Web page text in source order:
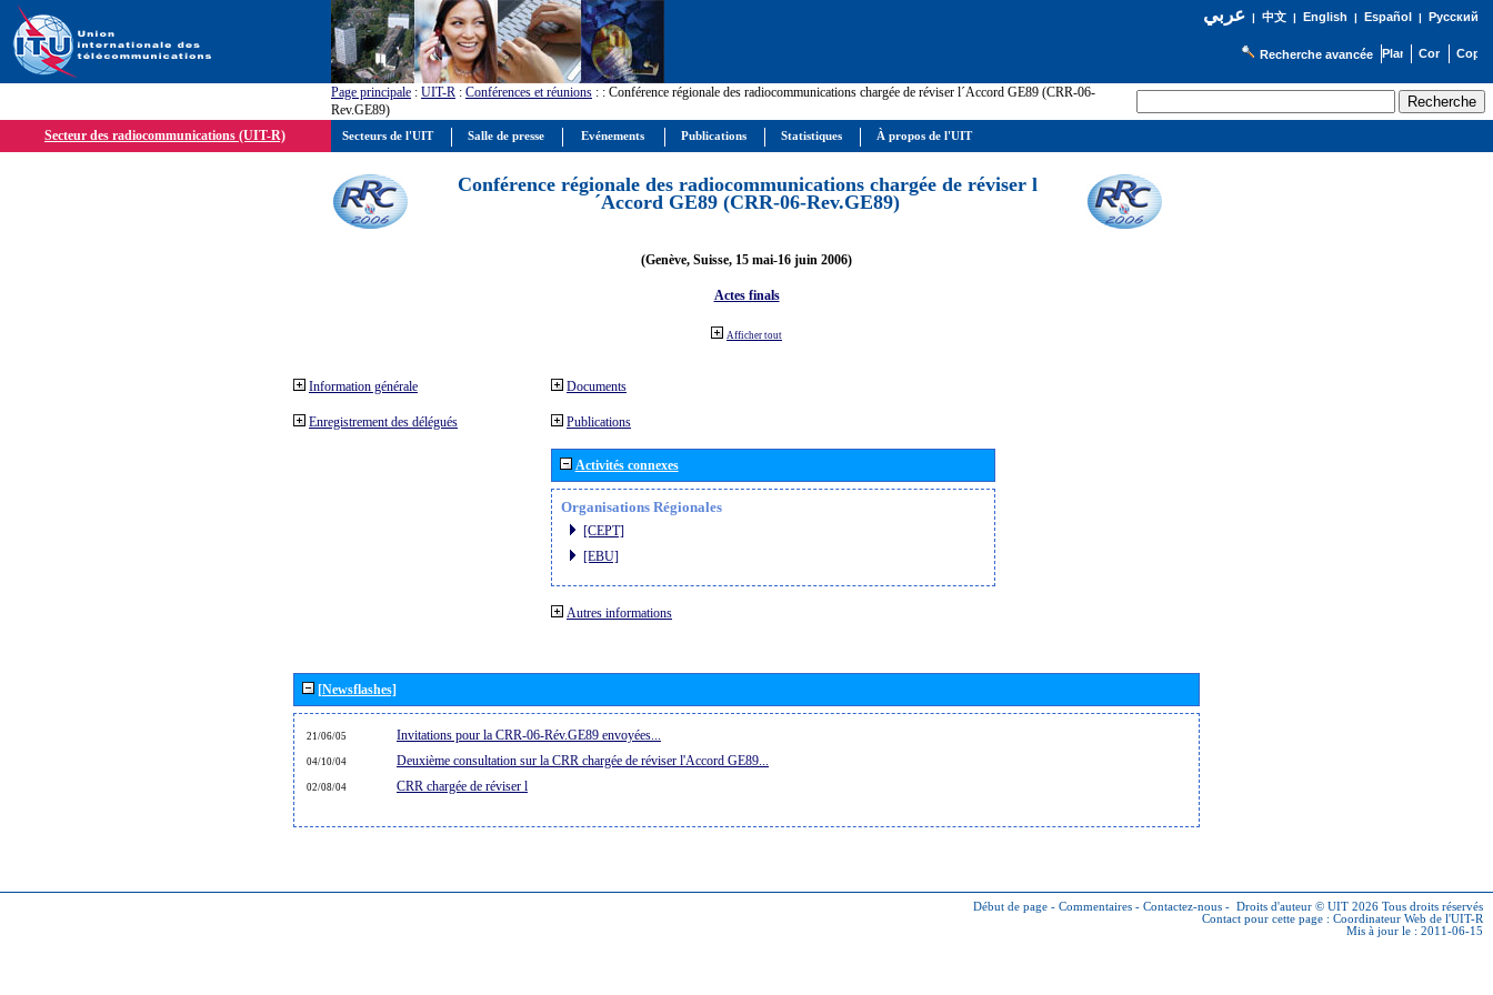
عربي| 中文| English | Español | Русский
Recherche avancée
Page principale : UIT-R : Conférences et réunions : : Conférence régionale des radiocommunications chargée de réviser l´Accord GE89 (CRR-06-
Rev.GE89)
Secteur des radiocommunications (UIT-R)
Conférence régionale des radiocommunications chargée de réviser l
´Accord GE89 (CRR-06-Rev.GE89)
(Genève, Suisse, 15 mai-16 juin 2006)
Actes finals
Afficher tout
Information générale
Enregistrement des délégués
Documents
Publications
Activités connexes
Organisations Régionales
[CEPT]
[EBU]
Autres informations
[Newsflashes]
21/06/05 Invitations pour la CRR-06-Rév.GE89 envoyées...
04/10/04 Deuxième consultation sur la CRR chargée de réviser l'Accord GE89...
02/08/04 CRR chargée de réviser l
Début de page - Commentaires - Contactez-nous - Droits d'auteur © UIT 2026 Tous droits réservés
Contact pour cette page : Coordinateur Web de l'UIT-R
Mis à jour le : 2011-06-15
Secteurs de l'UIT Salle de presse Evénements Publications Statistiques À propos de l'UIT